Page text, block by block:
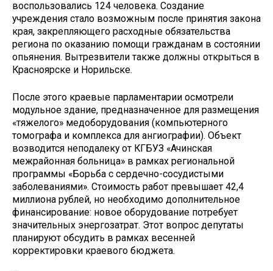
воспользовались 124 человека. Создание
учреждения стало возможным после принятия закона
края, закрепляющего расходные обязательства
региона по оказанию помощи гражданам в состоянии
опьянения. Вытрезвители также должны открыться в
Красноярске и Норильске.
После этого краевые парламентарии осмотрели
модульное здание, предназначенное для размещения
«тяжелого» медоборудования (компьютерного
томографа и комплекса для ангиографии). Объект
возводится неподалеку от КГБУЗ «Ачинская
межрайонная больница» в рамках региональной
программы «Борьба с сердечно-сосудистыми
заболеваниями». Стоимость работ превышает 42,4
миллиона рублей, но необходимо дополнительное
финансирование: новое оборудование потребует
значительных энергозатрат. Этот вопрос депутаты
планируют обсудить в рамках весенней
корректировки краевого бюджета.